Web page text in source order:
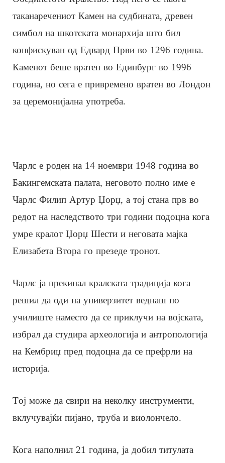
таканаречениот Камен на судбината, древен
симбол на шкотската монархија што бил
конфискуван од Едвард Први во 1296 година.
Каменот беше вратен во Единбург во 1996
година, но сега е привремено вратен во Лондон
за церемонијална употреба.
Чарлс е роден на 14 ноември 1948 година во
Бакингемската палата, неговото полно име е
Чарлс Филип Артур Џорџ, а тој стана прв во
редот на наследството три години подоцна кога
умре кралот Џорџ Шести и неговата мајка
Елизабета Втора го презеде тронот.
Чарлс ја прекинал кралската традиција кога
решил да оди на универзитет веднаш по
училиште наместо да се приклучи на војската,
избрал да студира археологија и антропологија
на Кембриџ пред подоцна да се префрли на
историја.
Tој може да свири на неколку инструменти,
вклучувајќи пијано, труба и виолончело.
Кога наполнил 21 година, ја добил титулата